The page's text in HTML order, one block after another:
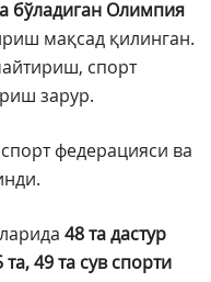
бўладиган Олимпия
мақсад қилинган.
спорт
зарур.
федерацияси ва
48 та дастур
49 та сув спорти